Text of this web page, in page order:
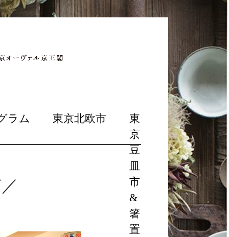
ラム 東京北欧市
東
京
豆
皿
市
&
箸
置